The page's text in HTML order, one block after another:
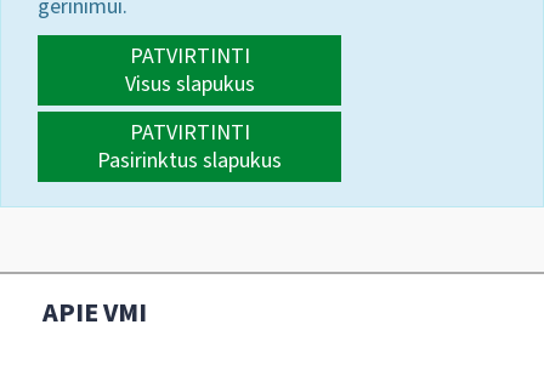
gerinimui.
PATVIRTINTI
Visus slapukus
PATVIRTINTI
Pasirinktus slapukus
APIE VMI